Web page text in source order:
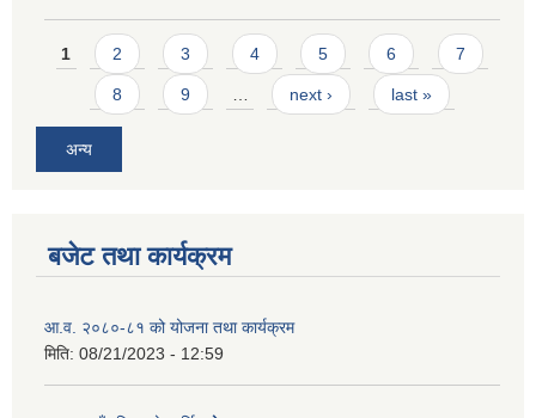
Pages
1 2 3 4 5 6 7
8 9 next › last »
अन्य
बजेट तथा कार्यक्रम
आ.व. २०८०-८१ को योजना तथा कार्यक्रम
मिति: 08/21/2023 - 12:59